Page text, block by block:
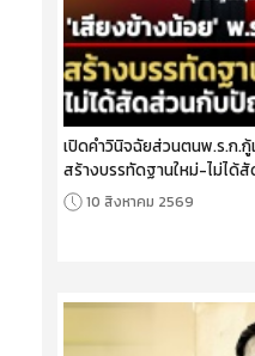
เปิดคำวินิจฉัยส่วนตนพ.ร.ก.
สร้างบรรทัดฐานใหม่-ไม่ได้
10 สิงหาคม 2569